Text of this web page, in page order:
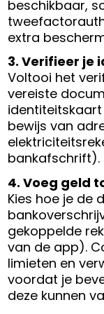
beschikbaar,
extra
3. Verifieer je
Voltooi het
vereiste
bewijs van
bankafschrift).
4. Voeg geld
Kies hoe je de
gekoppelde
van de app).
limieten en
voordat je
deze kunnen